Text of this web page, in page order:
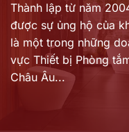
Thành lập từ năm
được sự ủng hộ của
là một trong những
vực Thiết bị Phòng
Châu Âu...